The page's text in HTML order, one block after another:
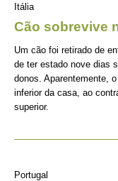
Itália
Cão sobrevive
Um cão foi retirado de
de ter estado nove dias
donos. Aparentemente,
inferior da casa, ao
superior.
Portugal